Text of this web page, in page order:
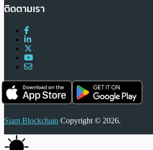
ติดตามเรา
Siam Blockchain Copyright © 2026.